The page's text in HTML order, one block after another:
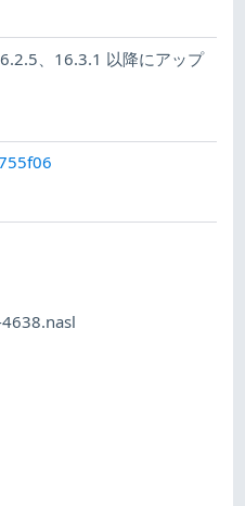
、16.3.1 以降にアップ